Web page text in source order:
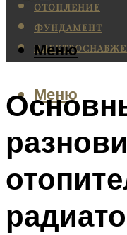
ОТОПЛЕНИЕ
ФУНДАМЕНТ
Меню
Меню